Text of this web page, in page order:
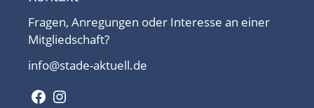
Fragen, Anregungen oder Interesse an einer
Mitgliedschaft?
info@stade-aktuell.de
Facebook
Instagram